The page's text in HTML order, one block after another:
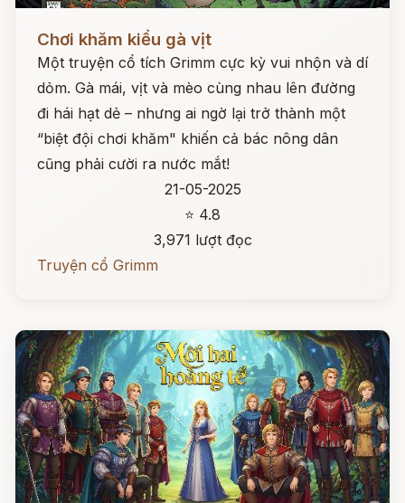
Chơi khăm kiểu gà vịt
Một truyện cổ tích Grimm cực kỳ vui nhộn và dí
dỏm. Gà mái, vịt và mèo cùng nhau lên đường
đi hái hạt dẻ – nhưng ai ngờ lại trở thành một
“biệt đội chơi khăm" khiến cả bác nông dân
cũng phải cười ra nước mắt!
21-05-2025
⭐ 4.8
3,971 lượt đọc
Truyện cổ Grimm